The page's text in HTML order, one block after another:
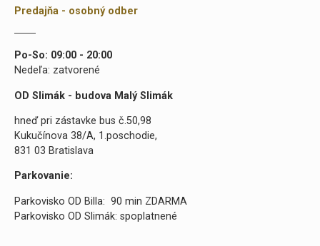
Predajňa - osobný odber
Po-So: 09:00 - 20:00
Nedeľa: zatvorené
OD Slimák - budova Malý Slimák
hneď pri zástavke bus č.50,98
Kukučínova 38/A, 1.poschodie,
831 03 Bratislava
Parkovanie:
Parkovisko OD Billa: 90 min ZDARMA
Parkovisko OD Slimák: spoplatnené